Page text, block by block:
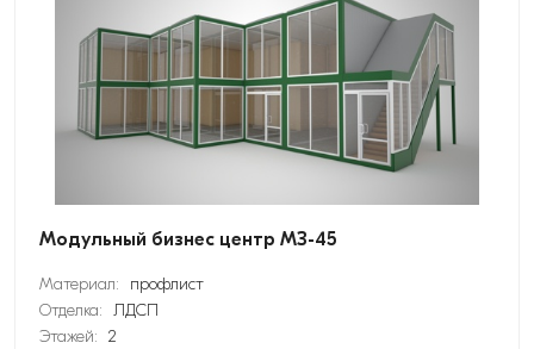
Модульный бизнес центр МЗ-45
Материал:
профлист
Отделка: ЛДСП
Этажей: 2